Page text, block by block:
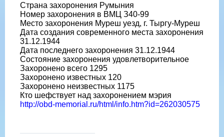
Страна захоронения Румыния
Номер захоронения в ВМЦ З40-99
Место захоронения Муреш уезд, г. Тыргу-Муреш
Дата создания современного места захоронения
31.12.1944
Дата последнего захоронения 31.12.1944
Состояние захоронения удовлетворительное
Захоронено всего 1295
Захоронено известных 120
Захоронено неизвестных 1175
Кто шефствует над захоронением мэрия
http://obd-memorial.ru/html/info.htm?id=262030575